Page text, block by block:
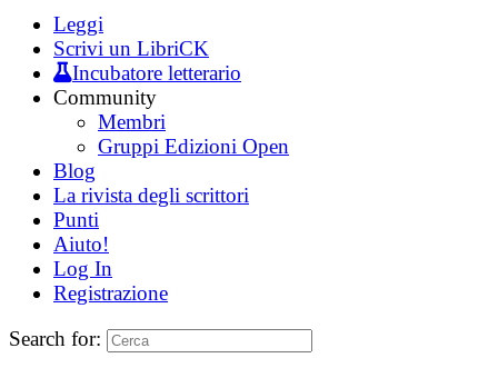
Leggi
Scrivi un LibriCK
Incubatore letterario
Community
Membri
Gruppi Edizioni Open
Blog
La rivista degli scrittori
Punti
Aiuto!
Log In
Registrazione
Search for: